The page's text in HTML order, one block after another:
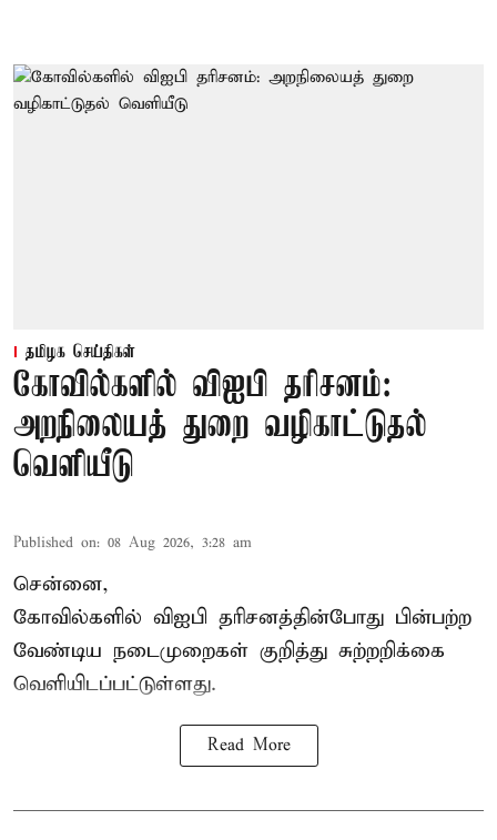
தமிழக செய்திகள்
கோவில்களில் விஐபி தரிசனம்:
அறநிலையத் துறை வழிகாட்டுதல்
வெளியீடு
Published on: 08 Aug 2026, 3:28 am
சென்னை,
கோவில்களில் விஐபி தரிசனத்தின்போது பின்பற்ற
வேண்டிய நடைமுறைகள் குறித்து சுற்றறிக்கை
வெளியிடப்பட்டுள்ளது.
Read More